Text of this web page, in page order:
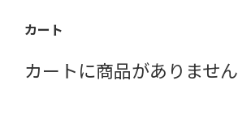
カート
カートに商品がありません